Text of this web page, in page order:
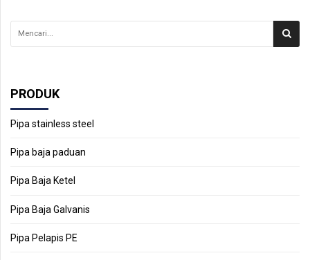
PRODUK
Pipa stainless steel
Pipa baja paduan
Pipa Baja Ketel
Pipa Baja Galvanis
Pipa Pelapis PE